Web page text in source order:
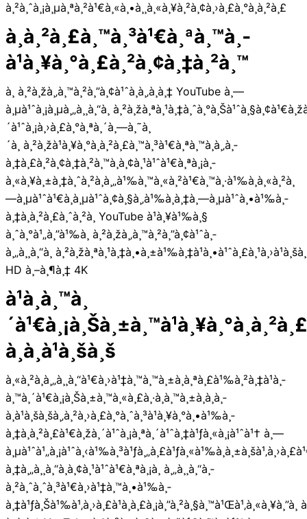
à¸²à¸ˆà¸¡à¸µà¸ªà¸²à¹€à¸«à¸•à¸¸à¸«à¸¥à¸²à¸¢à¸›à¸£à¸°à¸à¸²à¸£
à¸à¸²à¸£à¸™à¸³à¹€à¸ªà¸™à¸­
à¹à¸¥à¸°à¸£à¸²à¸¢à¸‡à¸²à¸™
à¸ à¸²à¸žà¸‚à¸™à¸²à¸”à¸¢à¹ˆà¸­à¸‚à¸­à¸‡ YouTube à¸—
à¸µà¹ˆà¸¡à¸µà¸„à¸¸à¸“à¸
´à¹ˆà¸¡à¸›à¸£à¸°à¸ªà¸´à¸—à¸˜à¸
´à¸ à¸²à¸žà¹à¸¥à¸°à¸à¸²à¸£à¸™à¸³à¹€à¸ªà¸™à¸­à¸‚à¸­
à¸‡à¸£à¸²à¸¢à¸‡à¸²à¸™à¸­à¸¢à¸¹à¹ˆà¹€à¸ªà¸¡à¸­
à¸«à¸¥à¸±à¸‡à¸ˆà¸²à¸à¸„à¹‰à¸™à¸«à¸²à¹€à¸™à¸·à¹‰à¸­à¸«à¸²à¸
—à¸µà¹ˆà¹€à¸à¸µà¹ˆà¸¢à¸§à¸‚à¹‰à¸­à¸‡à¸—à¸µà¹ˆà¸•à¹‰à¸­
à¸‡à¸à¸²à¸£à¸ˆà¸²à¸ YouTube à¹à¸¥à¹‰à¸§
à¸ˆà¸°à¹„à¸”à¹‰à¸ à¸²à¸žà¸‚à¸™à¸²à¸”à¸¢à¹ˆà¸­
à¸„à¸¸à¸“à¸
HD à¸–à¸¶à¸‡ 4K
à¹à¸­à¸™à¸
à¸­à¸à¹à¸šà¸š
à¸«à¸²à¸à¸„à¸¸à¸“à¹€à¸›à¹‡à¸™à¸™à¸±à¸à¸ªà¸£à¹‰à¸²à¸‡à¹à¸­
à¸™à¸´à¹€à¸¡à¸Šà¸±à¸™à¸«à¸£à¸·à¸­à¸™à¸±à¸à¸­à¸­
à¸à¹à¸šà¸šà¸‚à¸²à¸›à¸£à¸°à¸ˆà¸³à¹à¸¥à¸°à¸•à¹‰à¸­
à¸‡à¸à¸²à¸£à¹€à¸žà¸´à¹ˆà¸¡à¸ªà¸´à¹ˆà¸‡à¹ƒà¸«à¸¡à¹ˆà¹† à¸—
à¸‡à¸„à¸¸à¸“à¸­à¸¢à¸¹à¹ˆà¹€à¸ªà¸¡à¸­ à¸„à¸¸à¸“à¸­
à¸²à¸ˆà¸ˆà¸³à¹€à¸›à¹‡à¸™à¸•à¹‰à¸­
à¸‡à¹ƒà¸Šà¹‰à¹‚à¸›à¸£à¹à¸à¸£à¸¡à¸”à¸²à¸§à¸™à¹Œà¹‚à¸«à¸¥à¸”à¸